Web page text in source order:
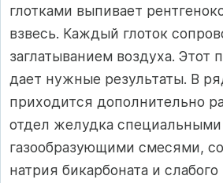
глотками выпивает
взвесь. Каждый глоток
заглатыванием воздуха. Этот
дает нужные результаты. В
приходится дополнительно
отдел желудка специальными
газообразующими смесями,
натрия бикарбоната и слабого